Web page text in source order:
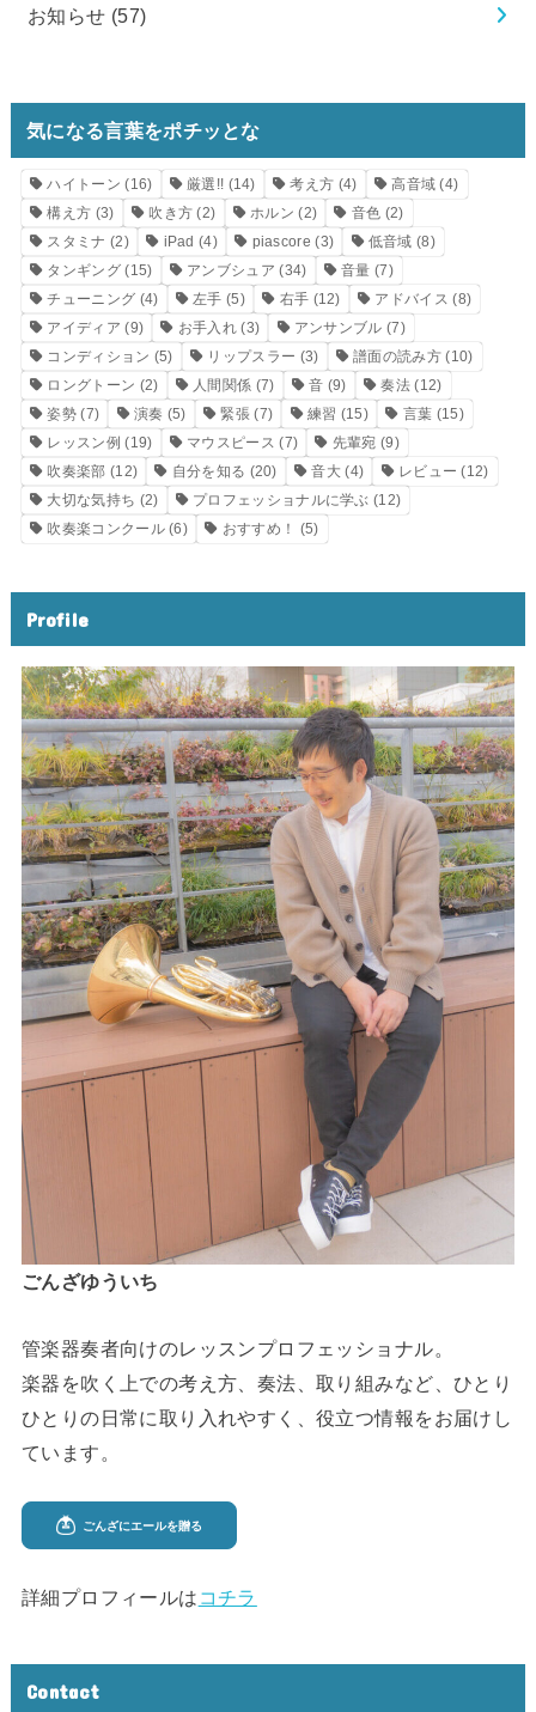
お知らせ (57)
気になる言葉をポチッとな
ハイトーン (16) 厳選!! (14) 考え方 (4) 高音域 (4)
構え方 (3) 吹き方 (2) ホルン (2) 音色 (2)
スタミナ (2) iPad (4) piascore (3) 低音域 (8)
タンギング(15) アンブシュア (34) 音量 (7)
チューニング (4) 左手 (5) 右手 (12) アドバイス (8)
アイディア (9) お手入れ (3) アンサンブル (7)
コンディション (5) リップスラー (3) 譜面の読み方(10)
ロングトーン (2) 人間関係 (7) 音 (9) 奏法 (12)
姿勢 (7) 演奏 (5) 緊張 (7) 練習 (15) 言葉 (15)
レッスン例 (19) マウスピース (7) 先輩宛 (9)
吹奏楽部 (12) 自分を知る (20) 音大 (4) レビュー (12)
大切な気持ち (2) プロフェッショナルに学ぶ (12)
吹奏楽コンクール(6) おすすめ！ (5)
Profile
ごんざゆういち
管楽器奏者向けのレッスンプロフェッショナル。
楽器を吹く上での考え方、奏法、取り組みなど、ひとり
ひとりの日常に取り入れやすく、役立つ情報をお届けし
ています。
詳細プロフィールは コチラ
Contact